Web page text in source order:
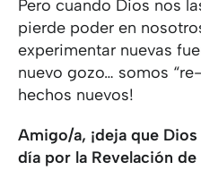
Pero cuando Dios nos
pierde poder en
experimentar nuevas
nuevo gozo… somos
hechos nuevos!
Amigo/a, ¡deja que
día por la Revelación de